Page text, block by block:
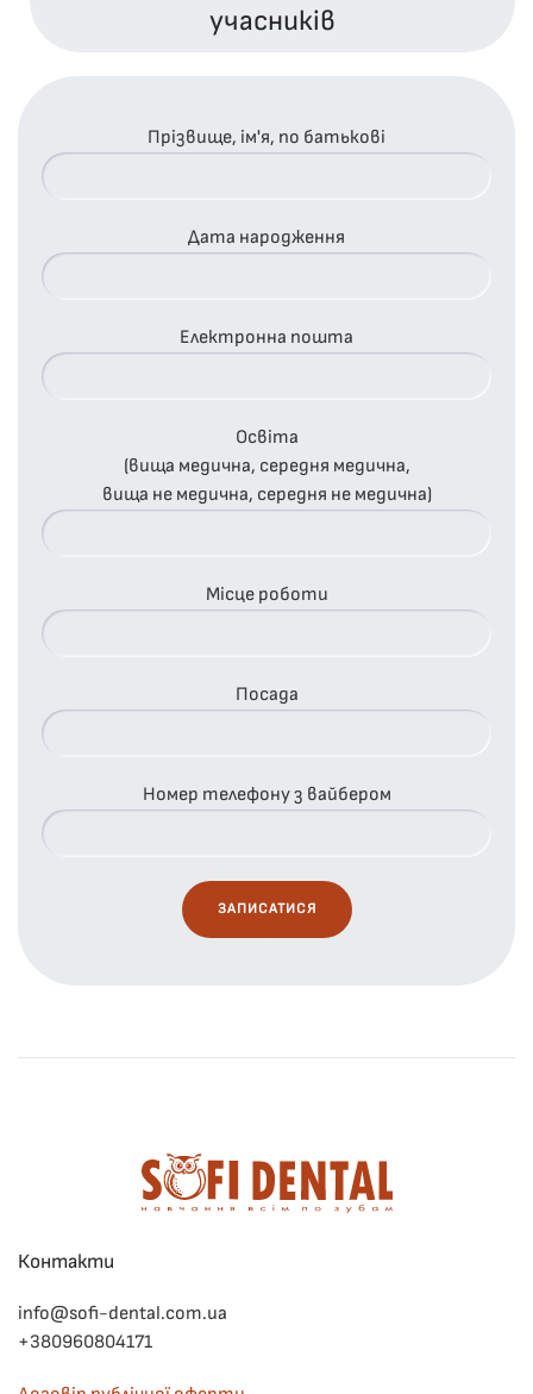
учасників
Прізвище, ім'я, по батькові
Дата народження
Електронна пошта
Освіта
(вища медична, середня медична,
вища не медична, середня не медична)
Місце роботи
Посада
Номер телефону з вайбером
Контакти
info@sofi-dental.com.ua
+380960804171